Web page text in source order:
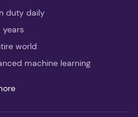
duty daily
years
world
machine learning